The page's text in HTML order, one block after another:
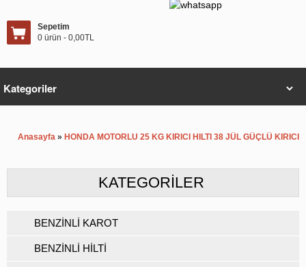
Sepetim
0 ürün - 0,00TL
Anasayfa » HONDA MOTORLU 25 KG KIRICI HILTI 38 JÜL GÜÇLÜ KIRICI
KATEGORILER
BENZİNLİ KAROT
BENZİNLİ HİLTİ